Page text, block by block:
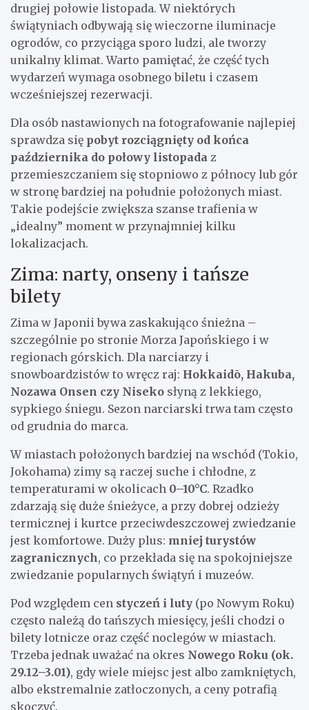
drugiej połowie listopada. W niektórych
świątyniach odbywają się wieczorne iluminacje
ogrodów, co przyciąga sporo ludzi, ale tworzy
unikalny klimat. Warto pamiętać, że część tych
wydarzeń wymaga osobnego biletu i czasem
wcześniejszej rezerwacji.
Dla osób nastawionych na fotografowanie najlepiej
sprawdza się pobyt rozciągnięty od końca
października do połowy listopada z
przemieszczaniem się stopniowo z północy lub gór
w stronę bardziej na południe położonych miast.
Takie podejście zwiększa szanse trafienia w
„idealny” moment w przynajmniej kilku
lokalizacjach.
Zima: narty, onseny i tańsze
bilety
Zima w Japonii bywa zaskakująco śnieżna –
szczególnie po stronie Morza Japońskiego i w
regionach górskich. Dla narciarzy i
snowboardzistów to wręcz raj: Hokkaidō, Hakuba,
Nozawa Onsen czy Niseko słyną z lekkiego,
sypkiego śniegu. Sezon narciarski trwa tam często
od grudnia do marca.
W miastach położonych bardziej na wschód (Tokio,
Jokohama) zimy są raczej suche i chłodne, z
temperaturami w okolicach 0–10°C. Rzadko
zdarzają się duże śnieżyce, a przy dobrej odzieży
termicznej i kurtce przeciwdeszczowej zwiedzanie
jest komfortowe. Duży plus: mniej turystów
zagranicznych, co przekłada się na spokojniejsze
zwiedzanie popularnych świątyń i muzeów.
Pod względem cen styczeń i luty (po Nowym Roku)
często należą do tańszych miesięcy, jeśli chodzi o
bilety lotnicze oraz część noclegów w miastach.
Trzeba jednak uważać na okres Nowego Roku (ok.
29.12–3.01), gdy wiele miejsc jest albo zamkniętych,
albo ekstremalnie zatłoczonych, a ceny potrafią
skoczyć.